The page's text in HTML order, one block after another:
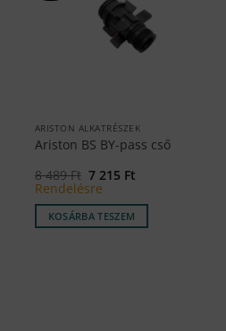
ARISTON ALKATRÉSZEK
Ariston BS BY-pass cső
8 489Ft Original
price
was:
8
489 Ft.
7 215 FtCurrent
7
Rendelésre
KOSÁRBA TESZEM